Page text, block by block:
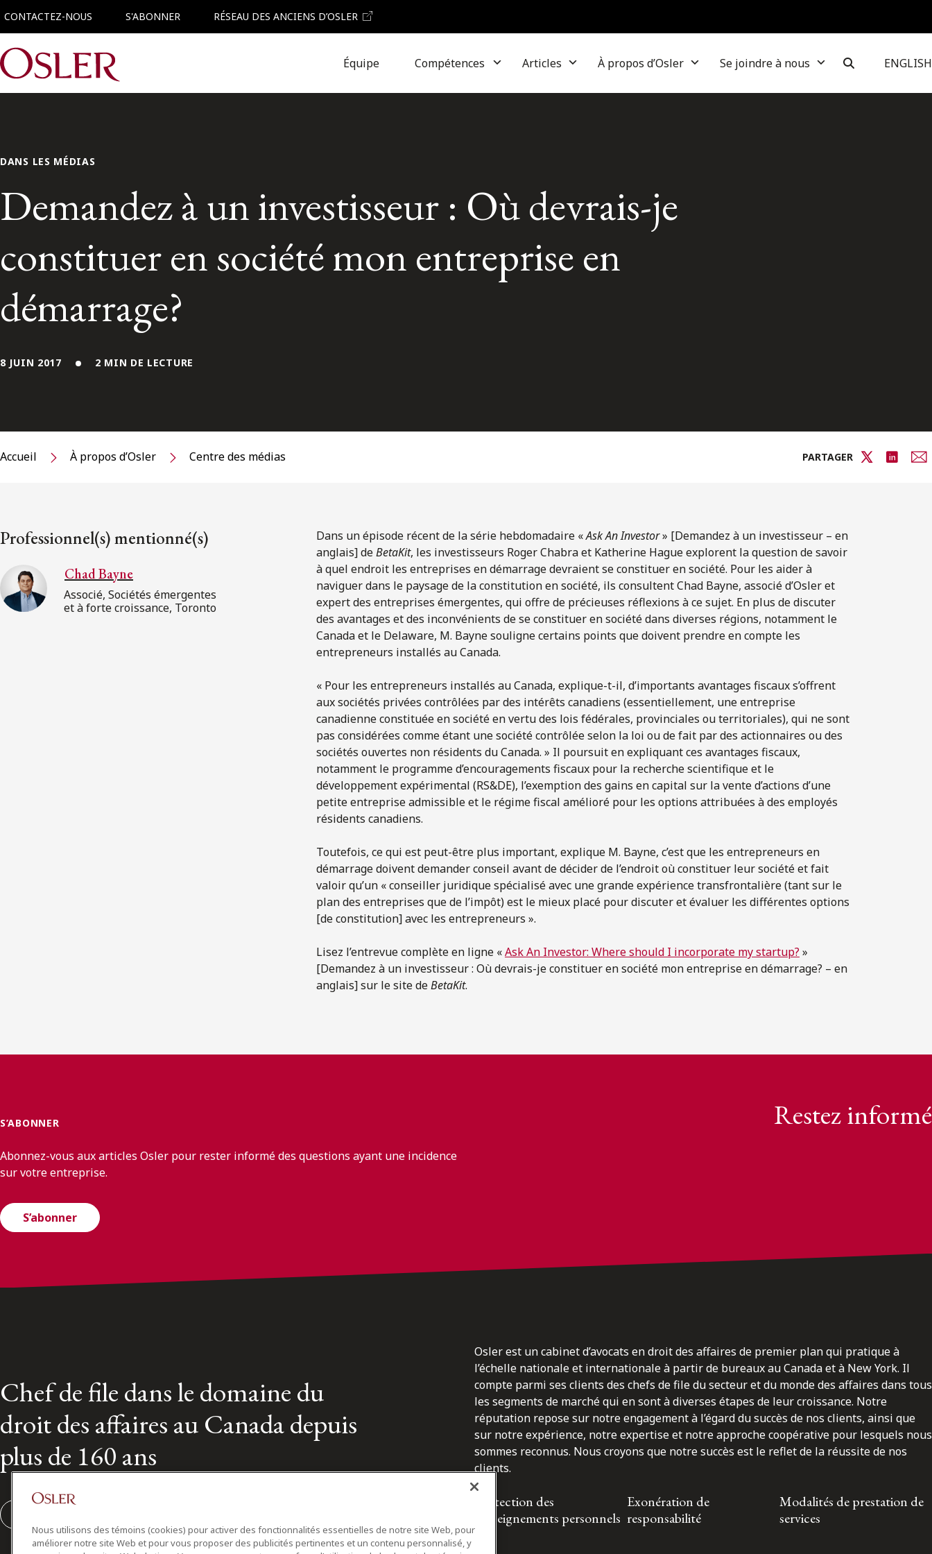
CONTACTEZ-NOUS S'ABONNER RÉSEAU DES ANCIENS D’OSLER
Main Navigation Équipe Compétences Articles À propos d’Osler Se joindre à nous ENGLISH
DANS LES MÉDIAS
Demandez à un investisseur : Où devrais-je
constituer en société mon entreprise en
démarrage?
8 JUIN 2017 2 MIN DE LECTURE
Accueil À propos d’Osler Centre des médias PARTAGER
Professionnel(s) mentionné(s)
Chad Bayne
Associé, Sociétés émergentes
et à forte croissance, Toronto
Dans un épisode récent de la série hebdomadaire «Ask An Investor» [Demandez à un investisseur – en
anglais] deBetaKit, les investisseurs Roger Chabra et Katherine Hague explorent la question de savoir
à quel endroit les entreprises en démarrage devraient se constituer en société. Pour les aider à
naviguer dans le paysage de la constitution en société, ils consultent Chad Bayne, associé d’Osler et
expert des entreprises émergentes, qui offre de précieuses réflexions à ce sujet. En plus de discuter
des avantages et des inconvénients de se constituer en société dans diverses régions, notamment le
Canada et le Delaware, M. Bayne souligne certains points que doivent prendre en compte les
entrepreneurs installés au Canada.
« Pour les entrepreneurs installés au Canada, explique-t-il, d’importants avantages fiscaux s’offrent
aux sociétés privées contrôlées par des intérêts canadiens (essentiellement, une entreprise
canadienne constituée en société en vertu des lois fédérales, provinciales ou territoriales), qui ne sont
pas considérées comme étant une société contrôlée selon la loi ou de fait par des actionnaires ou des
sociétés ouvertes non résidents du Canada. » Il poursuit en expliquant ces avantages fiscaux,
notamment le programme d’encouragements fiscaux pour la recherche scientifique et le
développement expérimental (RS&DE), l’exemption des gains en capital sur la vente d’actions d’une
petite entreprise admissible et le régime fiscal amélioré pour les options attribuées à des employés
résidents canadiens.
Toutefois, ce qui est peut-être plus important, explique M. Bayne, c’est que les entrepreneurs en
démarrage doivent demander conseil avant de décider de l’endroit où constituer leur société et fait
valoir qu’un « conseiller juridique spécialisé avec une grande expérience transfrontalière (tant sur le
plan des entreprises que de l’impôt) est le mieux placé pour discuter et évaluer les différentes options
[de constitution] avec les entrepreneurs ».
Lisez l’entrevue complète en ligne «Ask An Investor: Where should I incorporate my startup? »
[Demandez à un investisseur : Où devrais-je constituer en société mon entreprise en démarrage? – en
anglais] sur le site deBetaKit.
S’ABONNER Restez informé
Abonnez-vous aux articles Osler pour rester informé des questions ayant une incidence
sur votre entreprise.
S’abonner
Chef de file dans le domaine du
droit des affaires au Canada depuis
plus de 160 ans
Osler est un cabinet d’avocats en droit des affaires de premier plan qui pratique à
l’échelle nationale et internationale à partir de bureaux au Canada et à New York. Il
compte parmi ses clients des chefs de file du secteur et du monde des affaires dans tous
les segments de marché qui en sont à diverses étapes de leur croissance. Notre
réputation repose sur notre engagement à l’égard du succès de nos clients, ainsi que
sur notre expérience, notre expertise et notre approche coopérative pour lesquels nous
sommes reconnus. Nous croyons que notre succès est le reflet de la réussite de nos
clients.
Protection des
renseignements personnels
Exonération de
responsabilité
Modalités de prestation de
services
Nous utilisons des témoins (cookies) pour activer des fonctionnalités essentielles de notre site Web, pour
améliorer notre site Web et pour vous proposer des publicités pertinentes et un contenu personnalisé, y